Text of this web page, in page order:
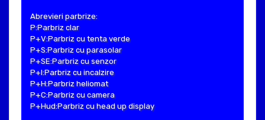
Abrevieri parbrize:
P:Parbriz clar
P+V:Parbriz cu tenta verde
P+S:Parbriz cu parasolar
P+SE:Parbriz cu senzor
P+I:Parbriz cu incalzire
P+H:Parbriz heliomat
P+C:Parbriz cu camera
P+Hud:Parbriz cu head up display